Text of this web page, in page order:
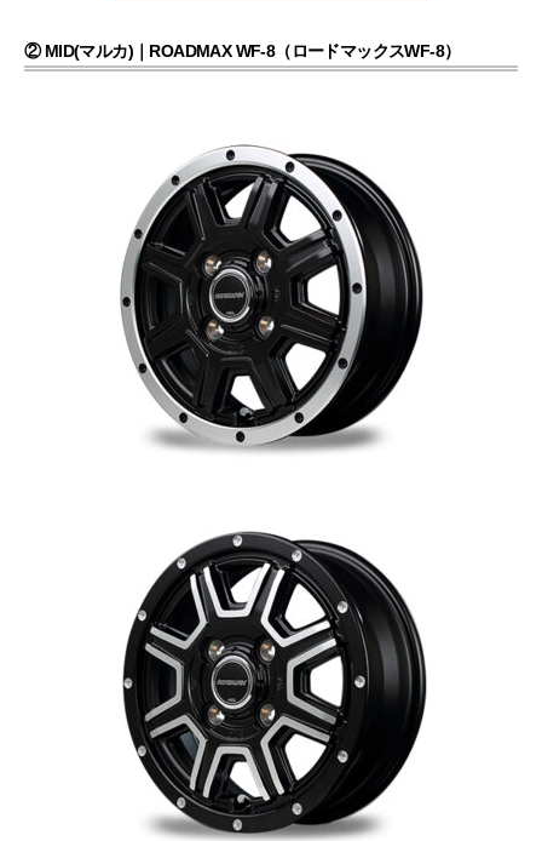
② MID(マルカ)｜ROADMAX WF-8（ロードマックスWF-8）